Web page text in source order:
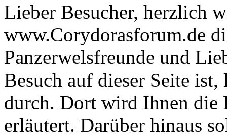
Lieber Besucher, herzlich
www.Corydorasforum.de
Panzerwelsfreunde und
Besuch auf dieser Seite
durch. Dort wird Ihnen die
erläutert. Darüber hinaus